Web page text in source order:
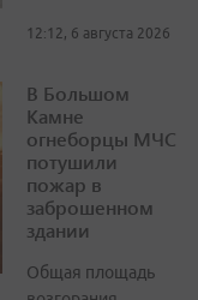
12:12, 6 августа 2026
В Большом
Камне
огнеборцы МЧС
потушили
пожар в
заброшенном
здании
Общая площадь